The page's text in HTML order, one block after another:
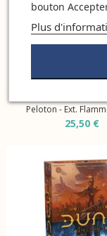
RUPTURE DE
Peloton - Ext.
25,50 €
bouton
Plus